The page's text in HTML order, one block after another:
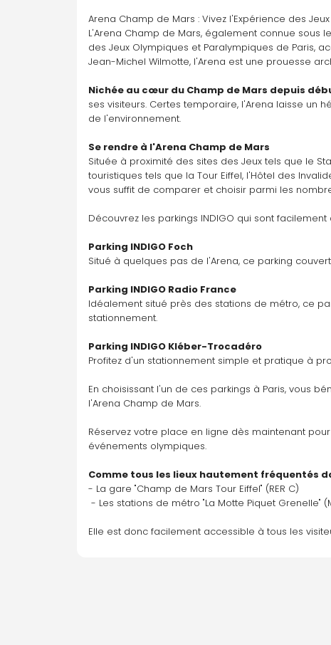
Arena Champ de Mars : Vivez l'Expérience des
L'Arena Champ de Mars, également connue sous
des Jeux Olympiques et Paralympiques de Paris,
Jean-Michel Wilmotte, l'Arena est une prouesse
Nichée au cœur du Champ de Mars depuis
ses visiteurs. Certes temporaire, l'Arena laisse un
de l'environnement.
Se rendre à l'Arena Champ de Mars
Située à proximité des sites des Jeux tels que le
touristiques tels que la Tour Eiffel, l'Hôtel des
vous suffit de comparer et choisir parmi les
Découvrez les parkings INDIGO qui sont
Parking INDIGO Foch
Situé à quelques pas de l'Arena, ce parking
Parking INDIGO Radio France
Idéalement situé près des stations de métro, ce
stationnement.
Parking INDIGO Kléber-Trocadéro
Profitez d'un stationnement simple et pratique à
En choisissant l'un de ces parkings à Paris, vous
l'Arena Champ de Mars.
Réservez votre place en ligne dès maintenant
événements olympiques.
Comme tous les lieux hautement fréquentés
- La gare "Champ de Mars Tour Eiffel" (RER C)
- Les stations de métro "La Motte Piquet Grenelle"
Elle est donc facilement accessible à tous les